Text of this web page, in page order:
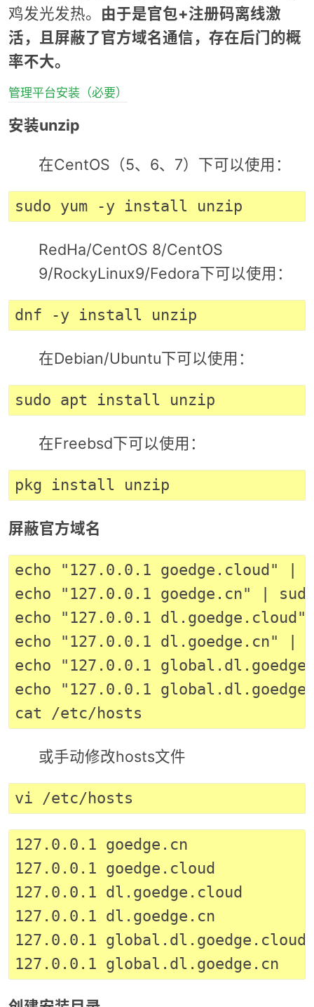
鸡发光发热。 由于是官包+注册码离线激
活，且屏蔽了官方域名通信，存在后门的概
率不大。
管理平台安装（必要）
安装unzip
在CentOS（5、6、7）下可以使用：
RedHa/CentOS 8/CentOS
9/RockyLinux9/Fedora下可以使用：
在Debian/Ubuntu下可以使用：
在Freebsd下可以使用：
屏蔽官方域名
echo "127.0.0.1 goedge.cloud"
echo "127.0.0.1 goedge.cn" |
echo "127.0.0.1
echo "127.0.0.1 dl.goedge.cn"
echo "127.0.0.1
echo "127.0.0.1
或手动修改hosts文件
127.0.0.1 goedge.cn
127.0.0.1 goedge.cloud
127.0.0.1 dl.goedge.cloud
127.0.0.1 dl.goedge.cn
127.0.0.1 global.dl.goedge.cloud